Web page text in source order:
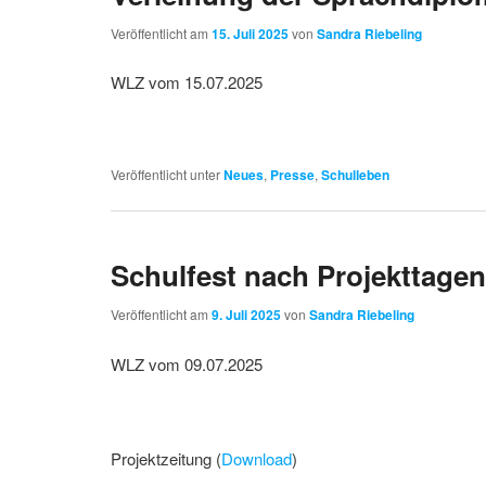
Veröffentlicht am15. Juli 2025vonSandra Riebeling
WLZ vom 15.07.2025
Veröffentlicht unterNeues, Presse,Schulleben
Schulfest nach Projekttagen
Veröffentlicht am9. Juli 2025vonSandra Riebeling
WLZ vom 09.07.2025
Projektzeitung (Download)